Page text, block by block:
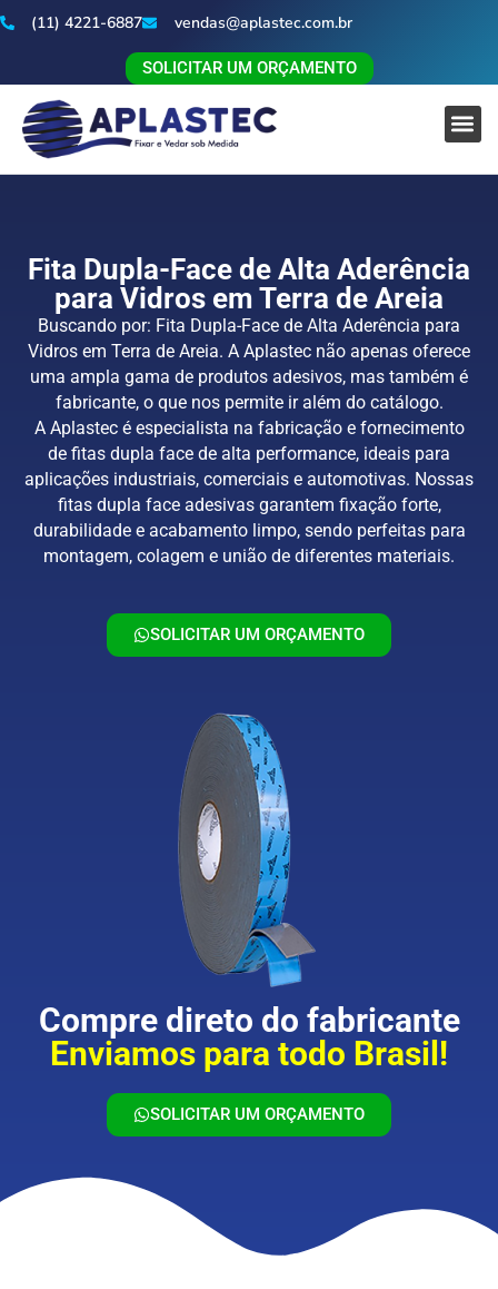
(11) 4221-6887 vendas@aplastec.com.br
SOLICITAR UM ORÇAMENTO
Fita Dupla-Face de Alta Aderência
para Vidros em Terra de Areia
Buscando por: Fita Dupla-Face de Alta Aderência para
Vidros em Terra de Areia. A Aplastec não apenas oferece
uma ampla gama de produtos adesivos, mas também é
fabricante, o que nos permite ir além do catálogo.
A Aplastec é especialista na fabricação e fornecimento
de fitas dupla face de alta performance, ideais para
aplicações industriais, comerciais e automotivas. Nossas
fitas dupla face adesivas garantem fixação forte,
durabilidade e acabamento limpo, sendo perfeitas para
montagem, colagem e união de diferentes materiais.
SOLICITAR UM ORÇAMENTO
Compre direto do fabricante
Enviamos para todo Brasil!
SOLICITAR UM ORÇAMENTO